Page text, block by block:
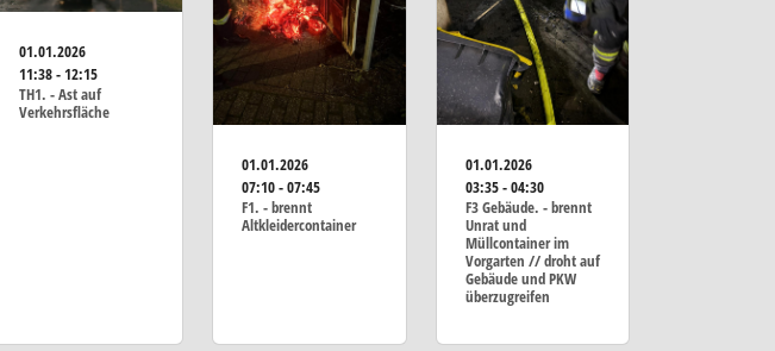
01.01.2026
11:38 - 12:15
TH1. - Ast auf
Verkehrsfläche
01.01.2026
07:10 - 07:45
F1. - brennt
Altkleidercontainer
01.01.2026
03:35 - 04:30
F3 Gebäude. - brennt
Unrat und
Müllcontainer im
Vorgarten // droht auf
Gebäude und PKW
überzugreifen